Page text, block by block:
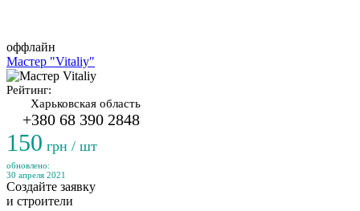
оффлайн
Мастер "Vitaliy"
Рейтинг:
Харьковская область
+380 68 390 2848
150 грн / шт
обновлено:
30 апреля 2021
Создайте заявку
и строители